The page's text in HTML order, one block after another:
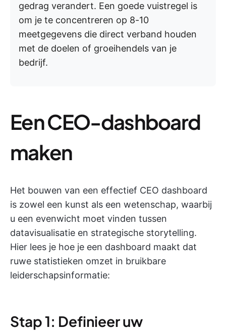
gedrag verandert. Een goede vuistregel is
om je te concentreren op 8-10
meetgegevens die direct verband houden
met de doelen of groeihendels van je
bedrijf.
Een CEO-dashboard
maken
Het bouwen van een effectief CEO dashboard
is zowel een kunst als een wetenschap, waarbij
u een evenwicht moet vinden tussen
datavisualisatie en strategische storytelling.
Hier lees je hoe je een dashboard maakt dat
ruwe statistieken omzet in bruikbare
leiderschapsinformatie:
Stap 1: Definieer uw